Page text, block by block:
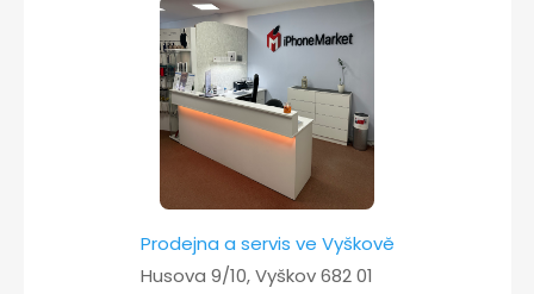
Prodejna a servis ve Vyškově
Husova 9/10, Vyškov 682 01